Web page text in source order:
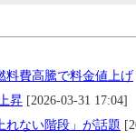
料費高騰で料金値上げ
昇 [2026-03-31 17:04]
れない階段」が話題